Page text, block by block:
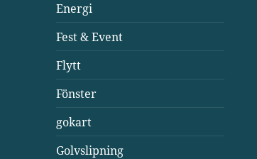
Energi
Fest & Event
Flytt
Fönster
gokart
Golvslipning